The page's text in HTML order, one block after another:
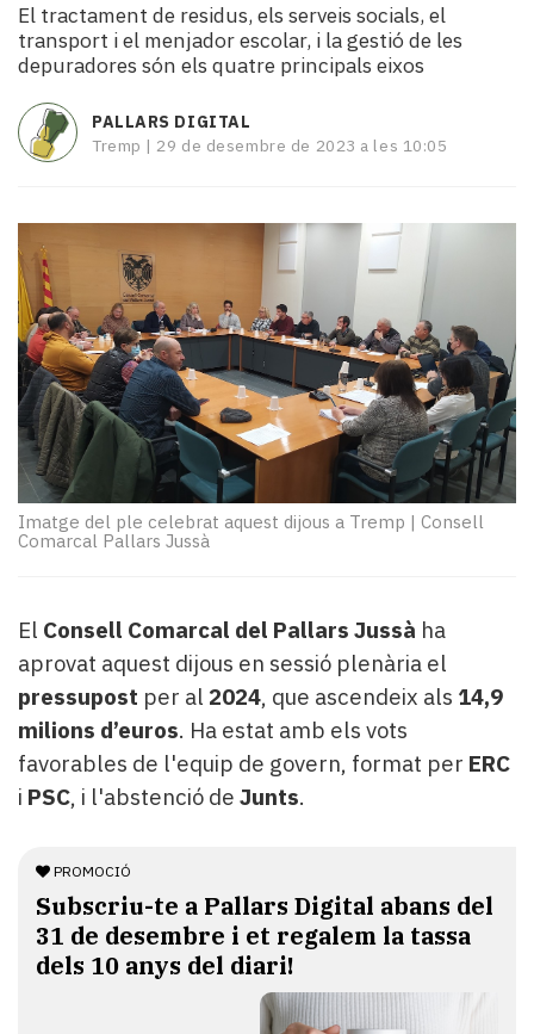
turisme
Cultura
Esports
Mai
tant!
TV
mitjans
El
temps
Reportatges
Entrevistes
Enquestes
A
escena!
Dis
la
teva!
Subscriptors
La
Pallars
Contingut
patrocinat
Lo
més
llegit...
Editorial
El tractament de residus, els serveis socials, el
transport i el menjador escolar, i la gestió de les
depuradores són els quatre principals eixos
PALLARS DIGITAL
Tremp | 29 de desembre de 2023 a les 10:05
Imatge del ple celebrat aquest dijous a Tremp | Consell
Comarcal Pallars Jussà
El Consell Comarcal del Pallars Jussà ha
aprovat aquest dijous en sessió plenària el
pressupost per al 2024, que ascendeix als 14,9
milions d’euros. Ha estat amb els vots
favorables de l'equip de govern, format per ERC
i PSC, i l'abstenció de Junts.
PROMOCIÓ
Subscriu-te a Pallars Digital abans del
31 de desembre i et regalem la tassa
dels 10 anys del diari!